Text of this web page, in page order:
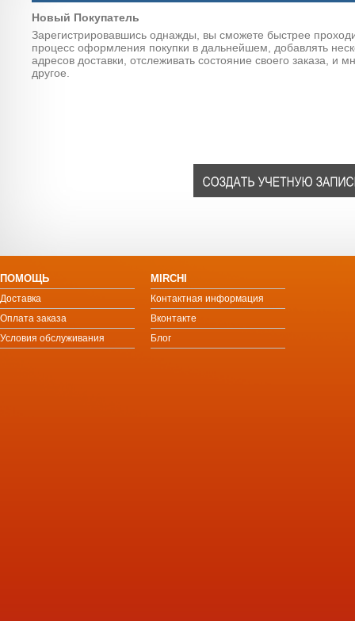
Новый Покупатель
Зарегистрировавшись однажды, вы сможете быстрее
процесс оформления покупки в дальнейшем, добавлять
адресов доставки, отслеживать состояние своего заказа, и
другое.
ПОМОЩЬ
Доставка
Оплата заказа
Условия обслуживания
MIRCHI
Контактная информация
Вконтакте
Блог